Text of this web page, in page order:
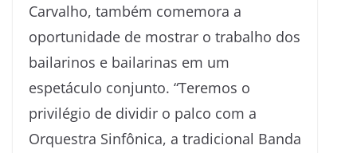
Carvalho, também comemora a
oportunidade de mostrar o trabalho dos
bailarinos e bailarinas em um
espetáculo conjunto. “Teremos o
privilégio de dividir o palco com a
Orquestra Sinfônica, a tradicional Banda